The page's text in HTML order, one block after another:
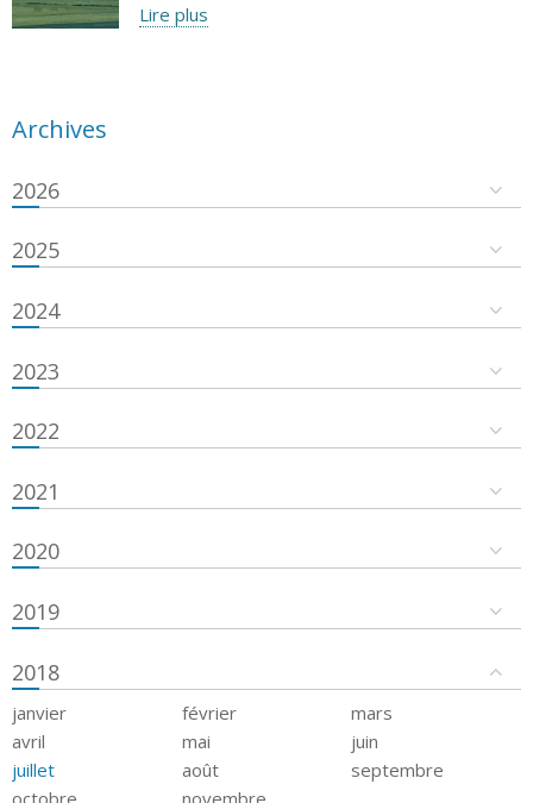
Lire plus
Archives
2026
2025
2024
2023
2022
2021
2020
2019
2018
janvier février
mars
avril
mai
juin
juillet
août
septembre
octobre
novembre